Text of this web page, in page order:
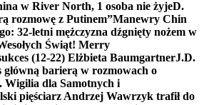
w River North, 1 osoba nie żyjeD.
rozmowę z Putinem”Manewry Chin
32-letni mężczyzna dźgnięty nożem w
Świąt! Merry
(12-22) Elżbieta BaumgartnerJ.D.
główną barierą w rozmowach o
Wigilia dla Samotnych i
pięściarz Andrzej Wawrzyk trafił do